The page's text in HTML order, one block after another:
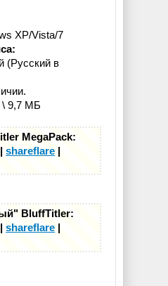
XP/Vista/7
(Русский в
9,7 МБ
MegaPack:
|shareflare |
BluffTitler:
|shareflare |